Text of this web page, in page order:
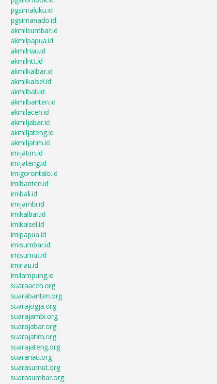
pgsimaluku.id
pgsimanado.id
akmilsumbar.id
akmilpapua.id
akmilriau.id
akmilntt.id
akmilkalbar.id
akmilkalsel.id
akmilbali.id
akmilbanten.id
akmilaceh.id
akmiljabar.id
akmiljateng.id
akmiljatim.id
imijatim.id
imijateng.id
imigorontalo.id
imibanten.id
imibali.id
imijambi.id
imikalbar.id
imikalsel.id
imipapua.id
imisumbar.id
imisumut.id
imiriau.id
imilampung.id
suaraaceh.org
suarabanten.org
suarajogja.org
suarajambi.org
suarajabar.org
suarajatim.org
suarajateng.org
suarariau.org
suarasumut.org
suarasumbar.org